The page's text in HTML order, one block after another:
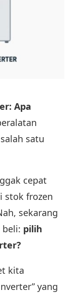
Apa
satu
cepat
stok frozen
sekarang
beli: pilih
kita
yang